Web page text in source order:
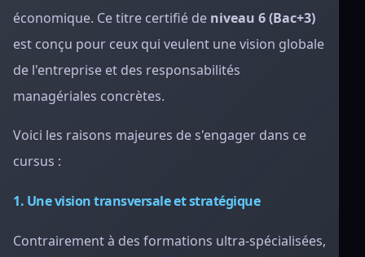
économique. Ce titre certifié de niveau 6 (Bac+3)
est conçu pour ceux qui veulent une vision globale
de l'entreprise et des responsabilités
managériales concrètes.
Voici les raisons majeures de s'engager dans ce
cursus :
1. Une vision transversale et stratégique
Contrairement à des formations ultra-spécialisées,